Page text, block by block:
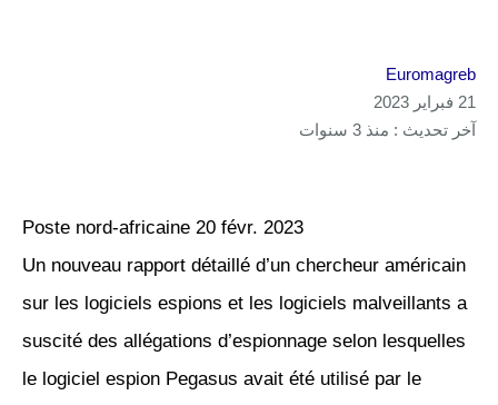
Euromagreb
21 فبراير 2023
آخر تحديث : منذ 3 سنوات
Poste nord-africaine 20 févr. 2023
Un nouveau rapport détaillé d’un chercheur américain
sur les logiciels espions et les logiciels malveillants a
suscité des allégations d’espionnage selon lesquelles
le logiciel espion Pegasus avait été utilisé par le